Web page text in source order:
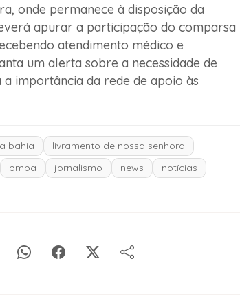
onde permanece à disposição da
apurar a participação do comparsa
atendimento médico e
um alerta sobre a necessidade de
importância da rede de apoio às
bahia
livramento de nossa senhora
pmba jornalismo news
notícias